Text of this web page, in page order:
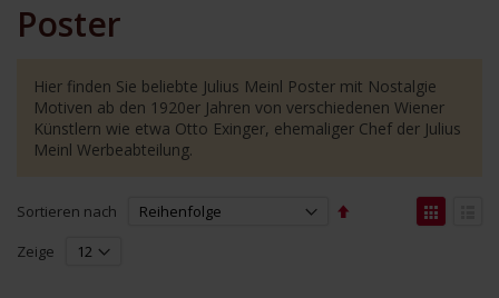
Poster
Hier finden Sie beliebte Julius Meinl Poster mit Nostalgie
Motiven ab den 1920er Jahren von verschiedenen Wiener
Künstlern wie etwa Otto Exinger, ehemaliger Chef der Julius
Meinl Werbeabteilung.
Sortieren nach
Absteigend
Zeige